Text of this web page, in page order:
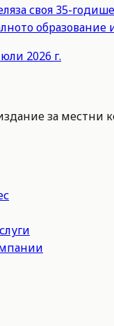
своя 35-
образование
2026 г.
за местни